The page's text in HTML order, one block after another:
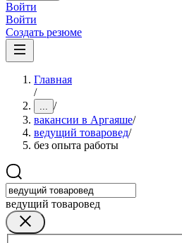
Войти
Войти
Создать резюме
Главная
/
... /
вакансии в Аргаяше/
ведущий товаровед/
без опыта работы
ведущий товаровед